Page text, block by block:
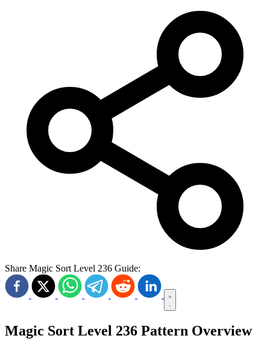
Share Magic Sort Level 236 Guide:
Magic Sort Level 236 Pattern Overview